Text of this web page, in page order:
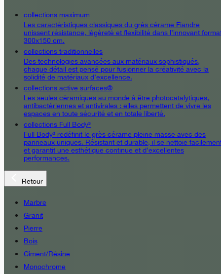
collections maximum
Les caractéristiques classiques du grès cérame Fiandre
unissent résistance, légèreté et flexibilité dans l’innovant
300x150 cm.
collections traditionnelles
Des technologies avancées aux matériaux sophistiqués,
chaque détail est pensé pour fusionner la créativité avec la
solidité de matériaux d’excellence.
collections active surfaces®
Les seules céramiques au monde à être photocatalytiques,
antibactériennes et antivirales : elles permettent de vivre les
espaces en toute sécurité et en totale liberté.
collections Full Body³
Full Body³ redéfinit le grès cérame pleine masse avec des
panneaux uniques. Résistant et durable, il se nettoie
et garantit une esthétique continue et d’excellentes
performances.
Retour
Marbre
Granit
Pierre
Bois
Ciment/Résine
Monochrome